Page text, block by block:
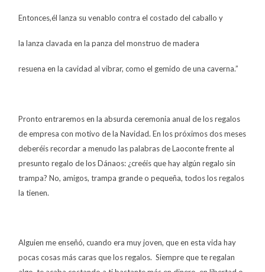
Entonces,él lanza su venablo contra el costado del caballo y
la lanza clavada en la panza del monstruo de madera
resuena en la cavidad al vibrar, como el gemido de una caverna.”
Pronto entraremos en la absurda ceremonia anual de los regalos
de empresa con motivo de la Navidad. En los próximos dos meses
deberéis recordar a menudo las palabras de Laoconte frente al
presunto regalo de los Dánaos: ¿creéis que hay algún regalo sin
trampa? No, amigos, trampa grande o pequeña, todos los regalos
la tienen.
Alguien me enseñó, cuando era muy joven, que en esta vida hay
pocas cosas más caras que los regalos. Siempre que te regalan